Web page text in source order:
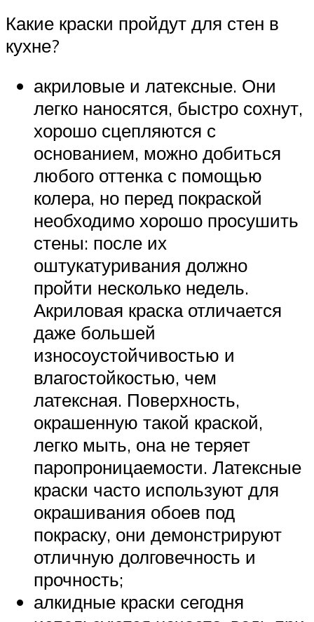
Какие краски пройдут для стен в
кухне?
акриловые и латексные. Они
легко наносятся, быстро сохнут,
хорошо сцепляются с
основанием, можно добиться
любого оттенка с помощью
колера, но перед покраской
необходимо хорошо просушить
стены: после их
оштукатуривания должно
пройти несколько недель.
Акриловая краска отличается
даже большей
износоустойчивостью и
влагостойкостью, чем
латексная. Поверхность,
окрашенную такой краской,
легко мыть, она не теряет
паропроницаемости. Латексные
краски часто используют для
окрашивания обоев под
покраску, они демонстрируют
отличную долговечность и
прочность;
алкидные краски сегодня